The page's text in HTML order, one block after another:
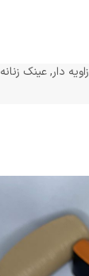
زاویه دار,عینک زنانه